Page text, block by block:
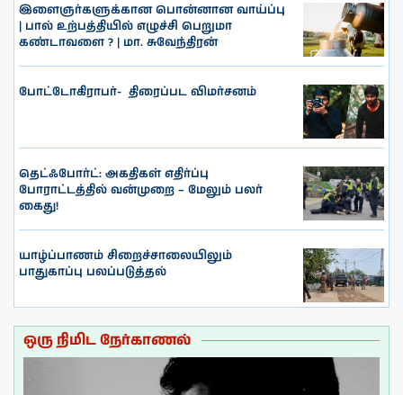
இளைஞர்களுக்கான பொன்னான வாய்ப்பு
| பால் உற்பத்தியில் எழுச்சி பெறுமா
கண்டாவளை ? | மா. சுவேந்திரன்
போட்டோகிராபர்- ‌ திரைப்பட விமர்சனம்
தெட்ஃபோர்ட்: அகதிகள் எதிர்ப்பு
போராட்டத்தில் வன்முறை – மேலும் பலர்
கைது!
யாழ்ப்பாணம் சிறைச்சாலையிலும்
பாதுகாப்பு பலப்படுத்தல்
ஒரு நிமிட நேர்காணல்